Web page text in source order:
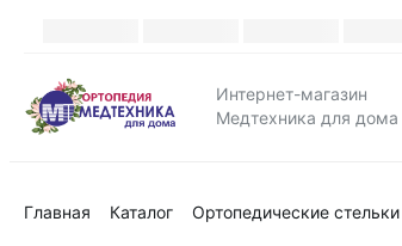
Интернет-магазин
Медтехника для дома
Главная Каталог Ортопедические стельки